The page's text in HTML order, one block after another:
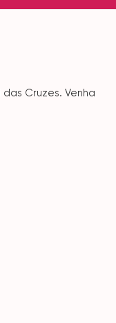
Cruzes. Venha